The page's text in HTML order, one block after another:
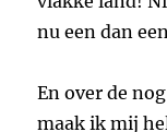
nu een dan
En over de
maak ik mij